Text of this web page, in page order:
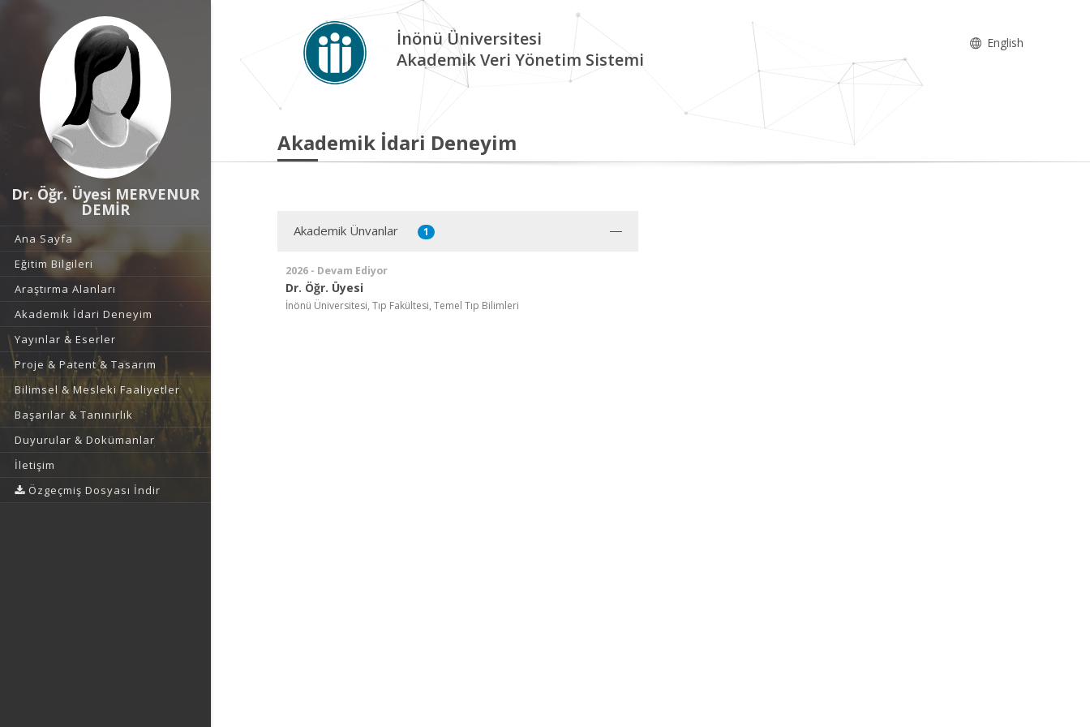
Dr. Öğr. Üyesi MERVENUR
DEMİR
Ana Sayfa
Eğitim Bilgileri
Araştırma Alanları
Akademik İdari Deneyim
Yayınlar & Eserler
Proje & Patent & Tasarım
Bilimsel & Mesleki Faaliyetler
Başarılar & Tanınırlık
Duyurular & Dokümanlar
İletişim
Özgeçmiş Dosyası İndir
İnönü Üniversitesi
Akademik Veri Yönetim Sistemi
English
Akademik İdari Deneyim
Akademik Ünvanlar 1
2026 - Devam Ediyor
Dr. Öğr. Üyesi
İnönü Üniversitesi, Tıp Fakültesi, Temel Tıp Bilimleri